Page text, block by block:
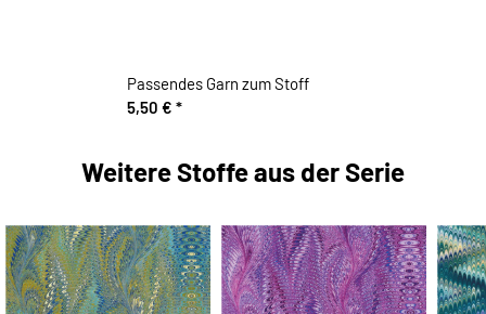
Passendes Garn zum Stoff
5,50 € *
Weitere Stoffe aus der Serie